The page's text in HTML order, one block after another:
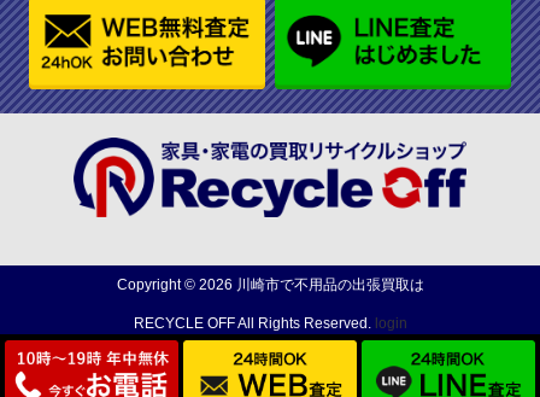
Copyright © 2026 川崎市で不用品の出張買取は
RECYCLE OFFAll Rights Reserved. login